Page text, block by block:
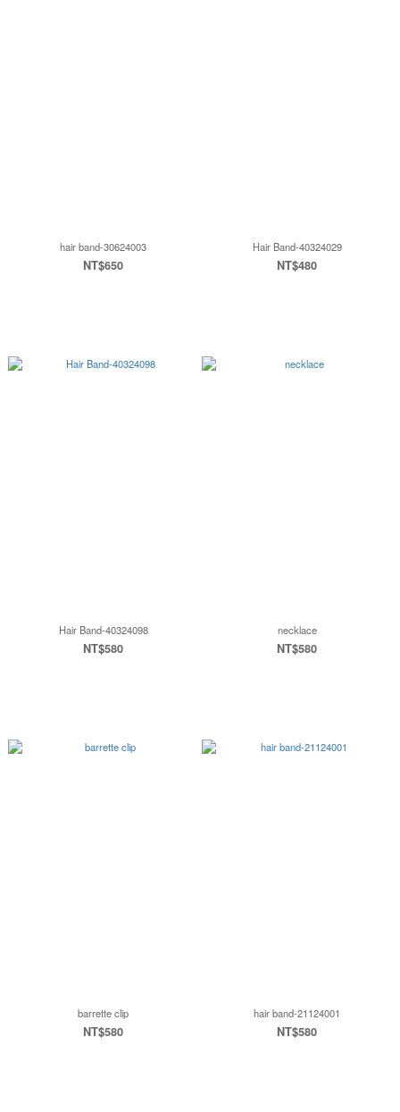
hair band-30624003
NT$650
Hair Band-40324029
NT$480
Hair Band-40324098
NT$580
necklace
NT$580
barrette clip
NT$580
hair band-21124001
NT$580